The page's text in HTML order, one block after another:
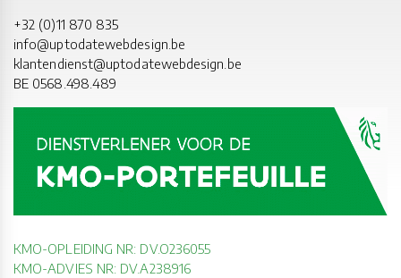
+32 (0)11 870 835
info@uptodatewebdesign.be
klantendienst@uptodatewebdesign.be
BE 0568.498.489
KMO-OPLEIDING NR: DV.O236055
KMO-ADVIES NR: DV.A238916